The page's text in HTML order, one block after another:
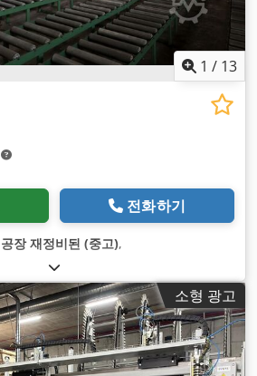
1 / 13
전화하기
공장 재정비된 (중고),
소형 광고